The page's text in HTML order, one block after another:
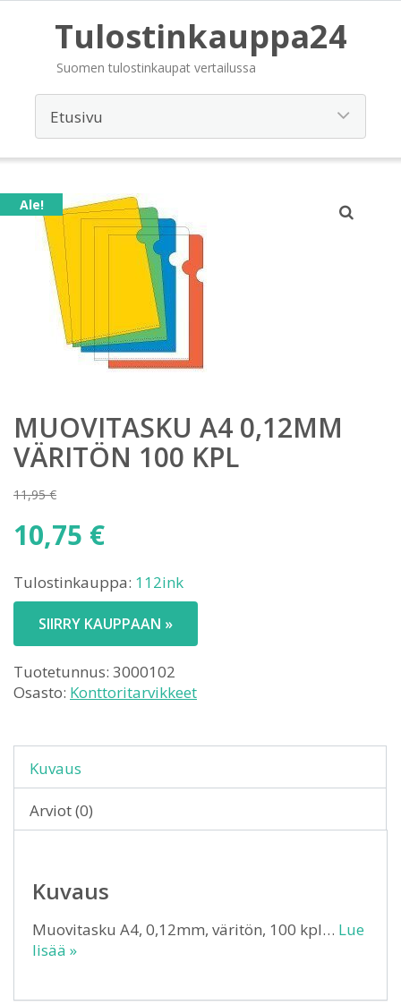
Tulostinkauppa24
Suomen tulostinkaupat vertailussa
Ale!
MUOVITASKU A4 0,12MM
VÄRITÖN 100 KPL
11,95€
Alkuperäinen
hinta
11,95 €.
10,75 €
hinta
on:
10,75 €.
Tulostinkauppa: 112ink
SIIRRY KAUPPAAN »
Tuotetunnus: 3000102
Osasto: Konttoritarvikkeet
Kuvaus
Arviot (0)
Kuvaus
Muovitasku A4, 0,12mm, väritön, 100 kpl… Lue
lisää »